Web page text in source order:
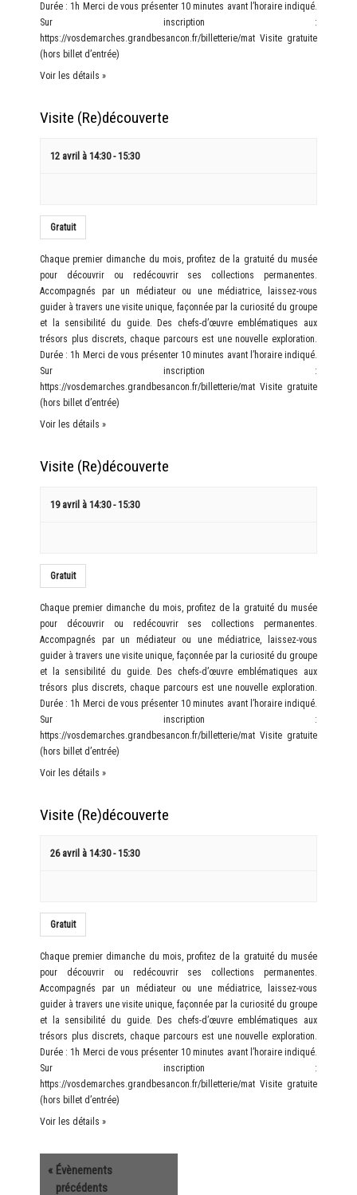
Durée : 1h Merci de vous présenter 10 minutes avant l’horaire indiqué.
Sur inscription :
https://vosdemarches.grandbesancon.fr/billetterie/mat Visite gratuite
(hors billet d’entrée)
Voir les détails »
Visite (Re)découverte
12 avril à 14:30-15:30
Gratuit
Chaque premier dimanche du mois, profitez de la gratuité du musée
pour découvrir ou redécouvrir ses collections permanentes.
Accompagnés par un médiateur ou une médiatrice, laissez-vous
guider à travers une visite unique, façonnée par la curiosité du groupe
et la sensibilité du guide. Des chefs-d’œuvre emblématiques aux
trésors plus discrets, chaque parcours est une nouvelle exploration.
Durée : 1h Merci de vous présenter 10 minutes avant l’horaire indiqué.
Sur inscription :
https://vosdemarches.grandbesancon.fr/billetterie/mat Visite gratuite
(hors billet d’entrée)
Voir les détails »
Visite (Re)découverte
19 avril à 14:30-15:30
Gratuit
Chaque premier dimanche du mois, profitez de la gratuité du musée
pour découvrir ou redécouvrir ses collections permanentes.
Accompagnés par un médiateur ou une médiatrice, laissez-vous
guider à travers une visite unique, façonnée par la curiosité du groupe
et la sensibilité du guide. Des chefs-d’œuvre emblématiques aux
trésors plus discrets, chaque parcours est une nouvelle exploration.
Durée : 1h Merci de vous présenter 10 minutes avant l’horaire indiqué.
Sur inscription :
https://vosdemarches.grandbesancon.fr/billetterie/mat Visite gratuite
(hors billet d’entrée)
Voir les détails »
Visite (Re)découverte
26 avril à 14:30-15:30
Gratuit
Chaque premier dimanche du mois, profitez de la gratuité du musée
pour découvrir ou redécouvrir ses collections permanentes.
Accompagnés par un médiateur ou une médiatrice, laissez-vous
guider à travers une visite unique, façonnée par la curiosité du groupe
et la sensibilité du guide. Des chefs-d’œuvre emblématiques aux
trésors plus discrets, chaque parcours est une nouvelle exploration.
Durée : 1h Merci de vous présenter 10 minutes avant l’horaire indiqué.
Sur inscription :
https://vosdemarches.grandbesancon.fr/billetterie/mat Visite gratuite
(hors billet d’entrée)
Voir les détails »
« Évènements
précédents